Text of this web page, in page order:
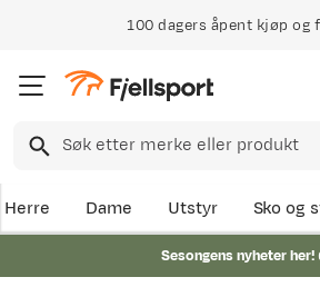
Klimakompensert lynrask
Herre Dame Utstyr Sko og
Sesongens nyheter her!